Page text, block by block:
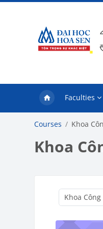
Faculties
Courses Khoa
Khoa